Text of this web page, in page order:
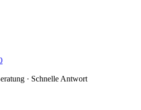
· Schnelle Antwort